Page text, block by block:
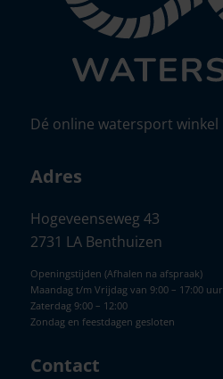
Dé online watersport winkel
Adres
Hogeveenseweg 43
2731 LA Benthuizen
Openingstijden (Afhalen na afspraak)
Maandag t/m Vrijdag van 9:00 – 17:00 uur
Zaterdag 9:00 – 12:00
Zondag en feestdagen gesloten
Contact